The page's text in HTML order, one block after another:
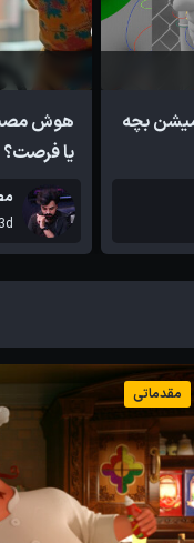
بچه
هوش
یا فرصت؟
مقدماتی